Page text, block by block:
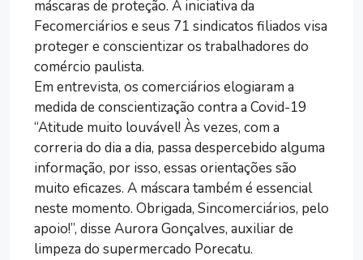
máscaras de proteção. A iniciativa da
Fecomerciários e seus 71 sindicatos filiados visa
proteger e conscientizar os trabalhadores do
comércio paulista.
Em entrevista, os comerciários elogiaram a
medida de conscientização contra a Covid-19
“Atitude muito louvável! Às vezes, com a
correria do dia a dia, passa despercebido alguma
informação, por isso, essas orientações são
muito eficazes. A máscara também é essencial
neste momento. Obrigada, Sincomerciários, pelo
apoio!”, disse Aurora Gonçalves, auxiliar de
limpeza do supermercado Porecatu.